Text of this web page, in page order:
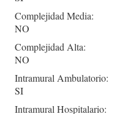
Complejidad Media:
NO
Complejidad Alta:
NO
Intramural Ambulatorio:
SI
Intramural Hospitalario: